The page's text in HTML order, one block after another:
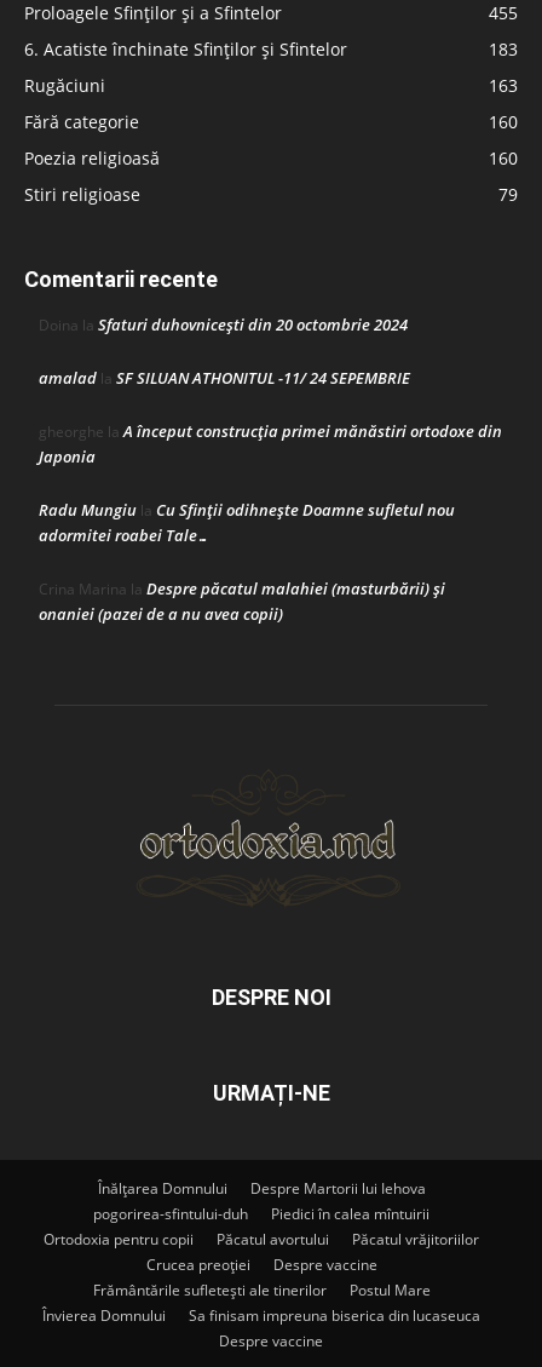
Proloagele Sfinților și a Sfintelor
455
6. Acatiste închinate Sfinților și Sfintelor
183
Rugăciuni
163
Fără categorie
160
Poezia religioasă
160
Stiri religioase
79
Comentarii recente
Doina la Sfaturi duhovnicești din 20 octombrie 2024
amalad la SF SILUAN ATHONITUL -11/ 24 SEPEMBRIE
gheorghe laA început construcţia primei mănăstiri ortodoxe din
Japonia
Radu Mungiu la Cu Sfinții odihnește Doamne sufletul nou
adormitei roabei Tale…
Crina Marina la Despre păcatul malahiei (masturbării) şi
onaniei (pazei de a nu avea copii)
DESPRE NOI
URMAȚI-NE
Înălțarea Domnului
Despre Martorii lui Iehova
pogorirea-sfintului-duh
Piedici în calea mîntuirii
Ortodoxia pentru copii
Păcatul avortului
Păcatul vrăjitoriilor
Crucea preoției
Despre vaccine
Frământările sufletești ale tinerilor
Postul Mare
Învierea Domnului
Sa finisam impreuna biserica din lucaseuca
Despre vaccine